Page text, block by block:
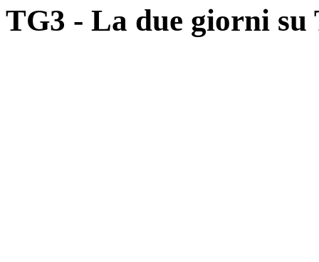
TG3 - La due giorni su